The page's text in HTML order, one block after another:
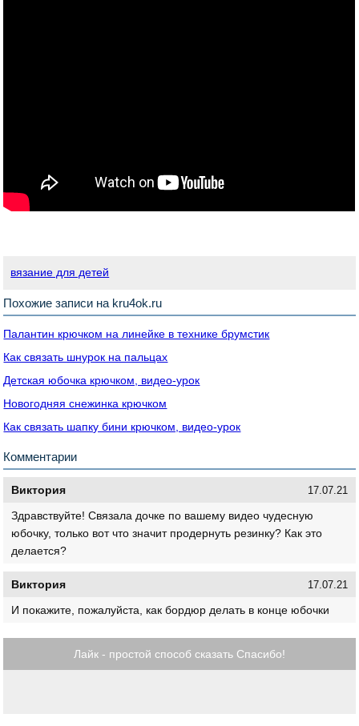
вязание для детей
Похожие записи на kru4ok.ru
Палантин крючком на линейке в технике брумстик
Как связать шнурок на пальцах
Детская юбочка крючком, видео-урок
Новогодняя снежинка крючком
Как связать шапку бини крючком, видео-урок
Комментарии
Виктория 17.07.21
Здравствуйте! Связала дочке по вашему видео чудесную
юбочку, только вот что значит продернуть резинку? Как это
делается?
Виктория 17.07.21
И покажите, пожалуйста, как бордюр делать в конце юбочки
Лайк - простой способ сказать Спасибо!